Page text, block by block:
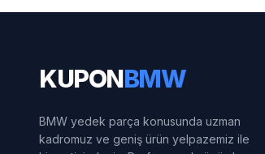
KUPONBMW
BMW yedek parça konusunda uzman
kadromuz ve geniş ürün yelpazemiz ile